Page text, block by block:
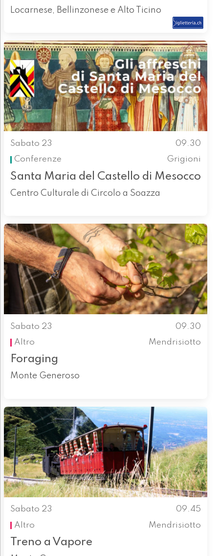
Locarnese, Bellinzonese e Alto Ticino
Sabato 23
09.30
Conferenze
Grigioni
Santa Maria del Castello di Mesocco
Centro Culturale di Circolo a Soazza
Sabato 23
09.30
Altro
Mendrisiotto
Foraging
Monte Generoso
Sabato 23
09.45
Altro
Mendrisiotto
Treno a Vapore